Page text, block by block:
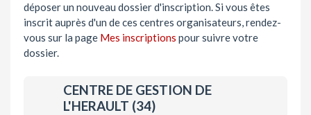
déposer un nouveau dossier d'inscription. Si vous êtes
inscrit auprès d'un de ces centres organisateurs, rendez-
vous sur la page Mes inscriptions pour suivre votre
dossier.
CENTRE DE GESTION DE
L'HERAULT (34)